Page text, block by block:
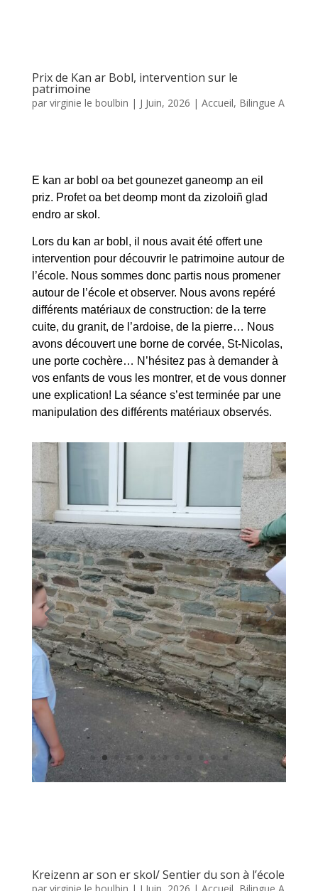
Prix de Kan ar Bobl, intervention sur le
patrimoine
par virginie le boulbin | J Juin, 2026 | Accueil, Bilingue A
E kan ar bobl oa bet gounezet ganeomp an eil
priz. Profet oa bet deomp mont da zizoloiñ glad
endro ar skol.
Lors du kan ar bobl, il nous avait été offert une
intervention pour découvrir le patrimoine autour de
l’école. Nous sommes donc partis nous promener
autour de l’école et observer. Nous avons repéré
différents matériaux de construction: de la terre
cuite, du granit, de l’ardoise, de la pierre… Nous
avons découvert une borne de corvée, St-Nicolas,
une porte cochère… N’hésitez pas à demander à
vos enfants de vous les montrer, et de vous donner
une explication! La séance s’est terminée par une
manipulation des différents matériaux observés.
Kreizenn ar son er skol/ Sentier du son à l’école
par virginie le boulbin | J Juin, 2026 | Accueil Bilingue A